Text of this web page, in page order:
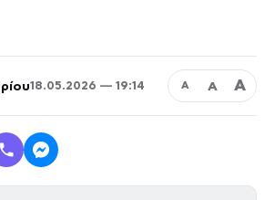
18.05.2026 — 19:14 Α Α Α